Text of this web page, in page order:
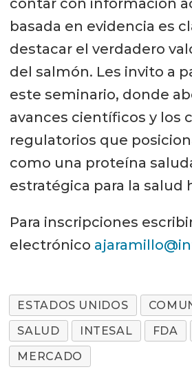
contar con información
basada en evidencia es
destacar el verdadero
del salmón. Les invito a
este seminario, donde
avances científicos y los
regulatorios que
como una proteína
estratégica para la salud
Para inscripciones
electrónico
ESTADOS UNIDOS
SALUD
INTESAL FDA
MERCADO